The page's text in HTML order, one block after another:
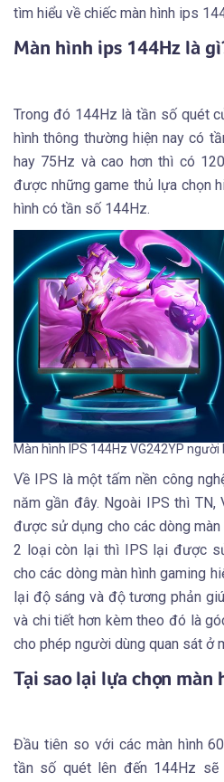
tìm hiểu về chiếc màn hình ips
Màn hình ips 144Hz là
Trong đó 144Hz là tần số quét
hình thông thường hiện nay có
hay 75Hz và cao hơn thì có
được những game thủ lựa chọn
hình có tần số 144Hz.
Màn hình IPS 144Hz VG242YP
Về IPS là một tấm nền công
năm gần đây. Ngoài IPS thì TN,
được sử dụng cho các dòng màn
2 loại còn lại thì IPS lại được
cho các dòng màn hình gaming
lại độ sáng và độ tương phản
và chi tiết hơn kèm theo đó là
cho phép người dùng quan sát ở
Tại sao lại lựa chọn màn
Đầu tiên so với các màn hình
tần số quét lên đến 144Hz sẽ